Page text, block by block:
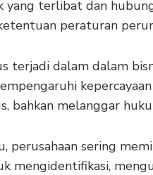
yang terlibat dan
peraturan
terjadi dalam dalam
bahkan melanggar
perusahaan sering
mengidentifikasi,